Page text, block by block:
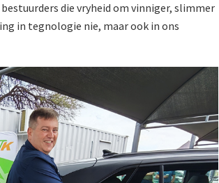
die vryheid om vinniger, slimmer
in tegnologie nie, maar ook in ons